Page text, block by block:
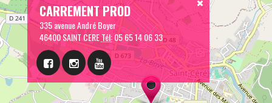
CARREMENT PROD
335 avenue André Boyer
46400 SAINT CERETél:05 65 14 06 33